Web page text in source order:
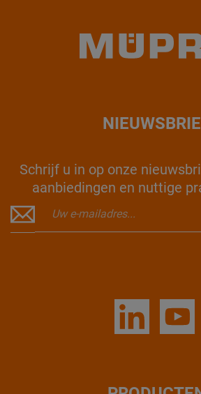
Schrijf u in op onze
aanbiedingen en nuttige